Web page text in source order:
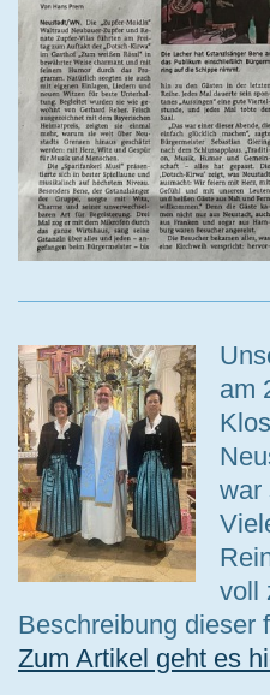
am
war
voll
Beschreibung dieser
Zum Artikel geht es